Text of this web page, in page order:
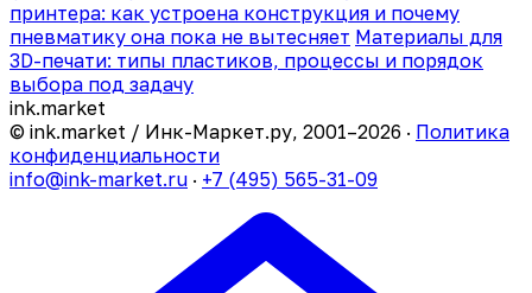
принтера: как устроена конструкция и почему
пневматику она пока не вытесняет Материалы для
3D-печати: типы пластиков, процессы и порядок
выбора под задачу
ink.market
© ink.market / Инк-Маркет.ру, 2001–2026 · Политика
конфиденциальности
info@ink-market.ru · +7 (495) 565-31-09